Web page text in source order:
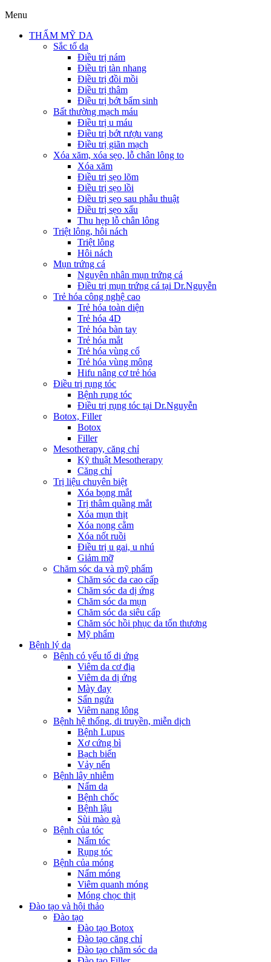
Menu
THẨM MỸ DA
Sắc tố da
Điều trị nám
Điều trị tàn nhang
Điều trị đồi mồi
Điều trị thâm
Điều trị bớt bẩm sinh
Bất thường mạch máu
Điều trị u máu
Điều trị bớt rượu vang
Điều trị giãn mạch
Xóa xăm, xóa sẹo, lỗ chân lông to
Xóa xăm
Điều trị sẹo lõm
Điều trị sẹo lồi
Điều trị sẹo sau phẫu thuật
Điều trị sẹo xấu
Thu hẹp lỗ chân lông
Triệt lông, hôi nách
Triệt lông
Hôi nách
Mụn trứng cá
Nguyên nhân mụn trứng cá
Điều trị mụn trứng cá tại Dr.Nguyễn
Trẻ hóa công nghệ cao
Trẻ hóa toàn diện
Trẻ hóa 4D
Trẻ hóa bàn tay
Trẻ hóa mắt
Trẻ hóa vùng cổ
Trẻ hóa vùng mông
Hifu nâng cơ trẻ hóa
Điều trị rụng tóc
Bệnh rụng tóc
Điều trị rụng tóc tại Dr.Nguyễn
Botox, Filler
Botox
Filler
Mesotherapy, căng chỉ
Kỹ thuật Mesotherapy
Căng chỉ
Trị liệu chuyên biệt
Xóa bọng mắt
Trị thâm quầng mắt
Xóa mụn thịt
Xóa nọng cằm
Xóa nốt ruồi
Điều trị u gai, u nhú
Giảm mỡ
Chăm sóc da và mỹ phẩm
Chăm sóc da cao cấp
Chăm sóc da dị ứng
Chăm sóc da mụn
Chăm sóc da siêu cấp
Chăm sóc hồi phục da tổn thương
Mỹ phẩm
Bệnh lý da
Bệnh có yếu tố dị ứng
Viêm da cơ địa
Viêm da dị ứng
Mày đay
Sẩn ngứa
Viêm nang lông
Bệnh hệ thống, di truyền, miễn dịch
Bệnh Lupus
Xơ cứng bì
Bạch biến
Vảy nến
Bệnh lây nhiễm
Nấm da
Bệnh chốc
Bệnh lậu
Sùi mào gà
Bệnh của tóc
Nấm tóc
Rụng tóc
Bệnh của móng
Nấm móng
Viêm quanh móng
Móng chọc thịt
Đào tạo và hội thảo
Đào tạo
Đào tạo Botox
Đào tạo căng chỉ
Đào tạo chăm sóc da